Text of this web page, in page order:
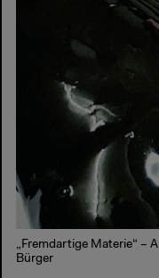
„Fremdartige Materie“ –
Bürger